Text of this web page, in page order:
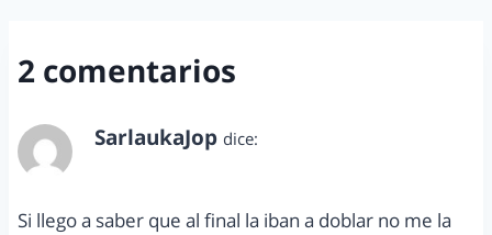
2 comentarios
SarlaukaJop dice:
Si llego a saber que al final la iban a doblar no me la